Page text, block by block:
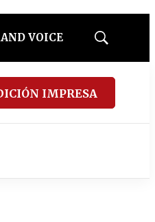
VOICE
Mostrar
IMPRESA